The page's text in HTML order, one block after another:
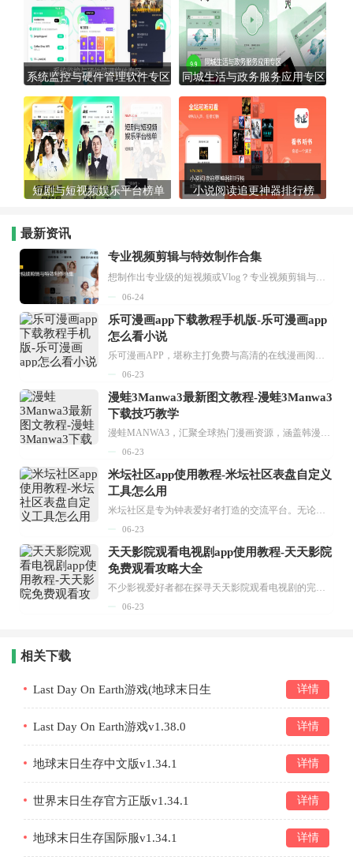
系统监控与硬件管理软件专区 同城生活与政务服务应用专区
短剧与短视频娱乐平台榜单 小说阅读追更神器排行榜
最新资讯
专业视频剪辑与特效制作合集
06-24
乐可漫画app下载教程手机版-乐可漫画app
怎么看小说
乐可漫画APP，堪称主打免费与高清的在线漫画阅读神器。其官方版提供海量完整版漫画资源，无论是国内漫画，还是日漫、韩漫、台漫、美漫等国外漫画，应有尽有，随时供你阅读。只需轻点一下，便能直接进入阅读界面。不仅如此，乐可漫画最新版本更新速度极快，在这里，你总能抢先看到全网一手漫画章节内容！...
06-23
漫蛙3Manwa3最新图文教程-漫蛙3Manwa3
下载技巧教学
漫蛙MANWA3，汇聚全球热门漫画资源，涵盖韩漫、欧美漫画、国漫等多种类型，题材丰富多样，全方位满足用户阅读喜好。它不仅是阅读平台，更是创作平台，为广大用户打造零门槛创作环境。...
06-23
米坛社区app使用教程-米坛社区表盘自定义
工具怎么用
米坛社区是专为钟表爱好者打造的交流平台。无论你是初涉钟表领域的普通爱好者，还是拥有多年收藏经验的资深玩家，都能在此找到属于自己的天地。 无需注册，就能轻松参与其中。通过专业的讨论论坛与丰富的交互功能，你可与世界各地的钟表爱好者畅快交流。若你钟情于钟表，米坛社区无疑是值得一试的理想之选。在这里，你能获取最新的手表资讯，交流见解，提升鉴赏品味，让每一块手表都成为收藏故事中重要的一部分。感兴趣的朋友，不要错过下载机会。...
06-23
天天影院观看电视剧app使用教程-天天影院
免费观看攻略大全
不少影视爱好者都在探寻天天影院观看电视剧的完整方法，结合最新平台使用规则，本篇新手入门攻略全面讲解观看渠道、检索流程、播放设置以及画面模式调整等实用内容。全文适配手机、电脑等主流设备，步骤简洁易懂，无论是初次使用的新手，还是想要优化观影体验的用户，都能参照内容快速上手，熟练掌握平台各项操作技巧，轻松畅享影视内容。...
06-23
相关下载
Last Day On Earth游戏(地球末日生
详情
Last Day On Earth游戏v1.38.0 详情
地球末日生存中文版v1.34.1 详情
世界末日生存官方正版v1.34.1 详情
地球末日生存国际服v1.34.1 详情